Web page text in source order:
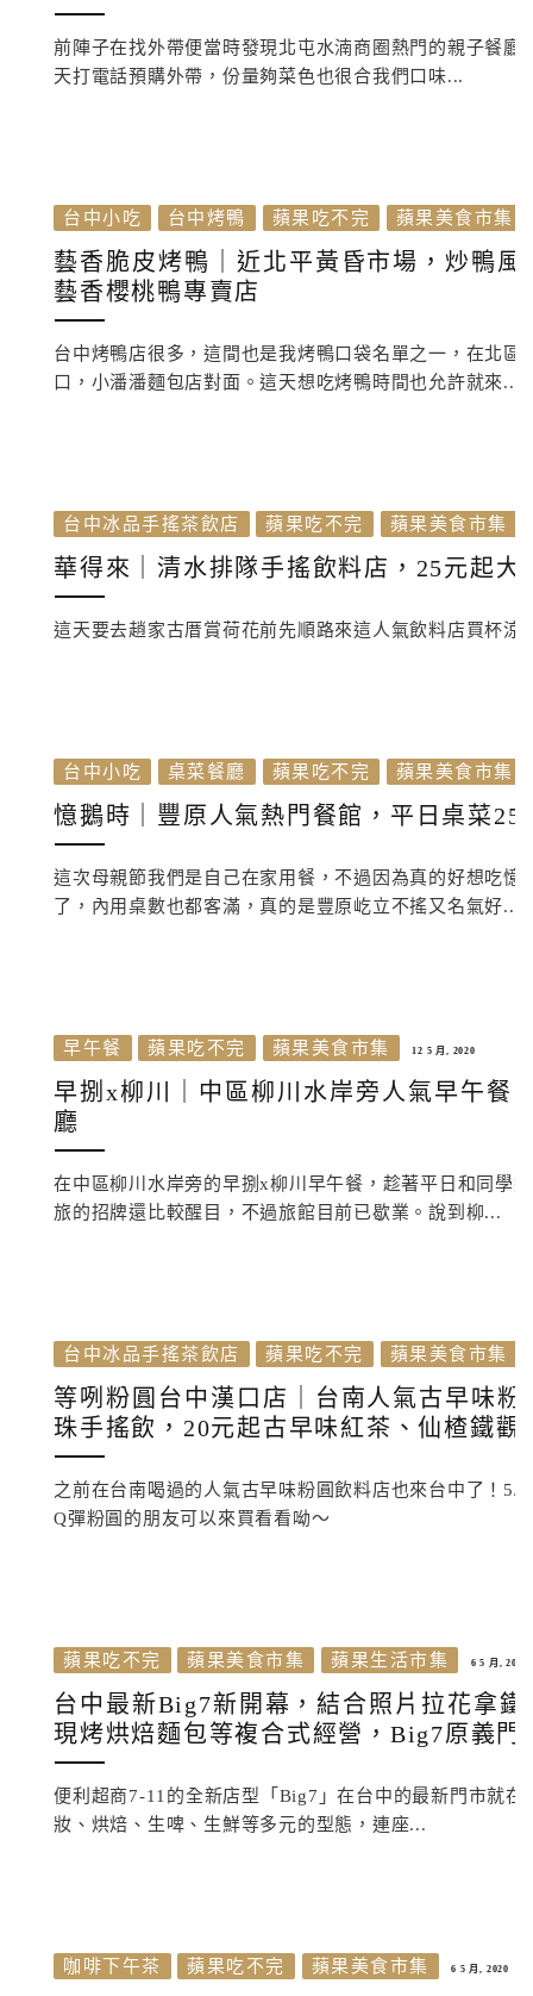
前陣子在找外帶便當時發現北屯水湳商圈熱門的親子餐
天打電話預購外帶，份量夠菜色也很合我們口味...
台中小吃 台中烤鴨 蘋果吃不完 蘋果美食市集
藝香脆皮烤鴨｜近北平黃昏市場，炒鴨
藝香櫻桃鴨專賣店
台中烤鴨店很多，這間也是我烤鴨口袋名單之一，在北
口，小潘潘麵包店對面。這天想吃烤鴨時間也允許就來...
台中冰品手搖茶飲店 蘋果吃不完 蘋果美食市集
華得來｜清水排隊手搖飲料店，25元起
這天要去趙家古厝賞荷花前先順路來這人氣飲料店買杯
台中小吃 桌菜餐廳 蘋果吃不完 蘋果美食市集
憶鵝時｜豐原人氣熱門餐館，平日桌菜
這次母親節我們是自己在家用餐，不過因為真的好想吃
了，內用桌數也都客滿，真的是豐原屹立不搖又名氣好...
早午餐 蘋果吃不完 蘋果美食市集 12 5 月, 2020
早捌x柳川｜中區柳川水岸旁人氣早午餐
廳
在中區柳川水岸旁的早捌x柳川早午餐，趁著平日和同學
旅的招牌還比較醒目，不過旅館目前已歇業。說到柳...
台中冰品手搖茶飲店 蘋果吃不完 蘋果美食市集
等咧粉圓台中漢口店｜台南人氣古早味
珠手搖飲，20元起古早味紅茶、仙楂鐵觀
之前在台南喝過的人氣古早味粉圓飲料店也來台中了！
Q彈粉圓的朋友可以來買看看呦～
蘋果吃不完 蘋果美食市集 蘋果生活市集 6 5 月, 2020
台中最新Big7新開幕，結合照片拉花拿
現烤烘焙麵包等複合式經營，Big7原義門
便利超商7-11的全新店型「Big7」在台中的最新門市就
妝、烘焙、生啤、生鮮等多元的型態，連座...
咖啡下午茶 蘋果吃不完 蘋果美食市集 6 5 月, 2020